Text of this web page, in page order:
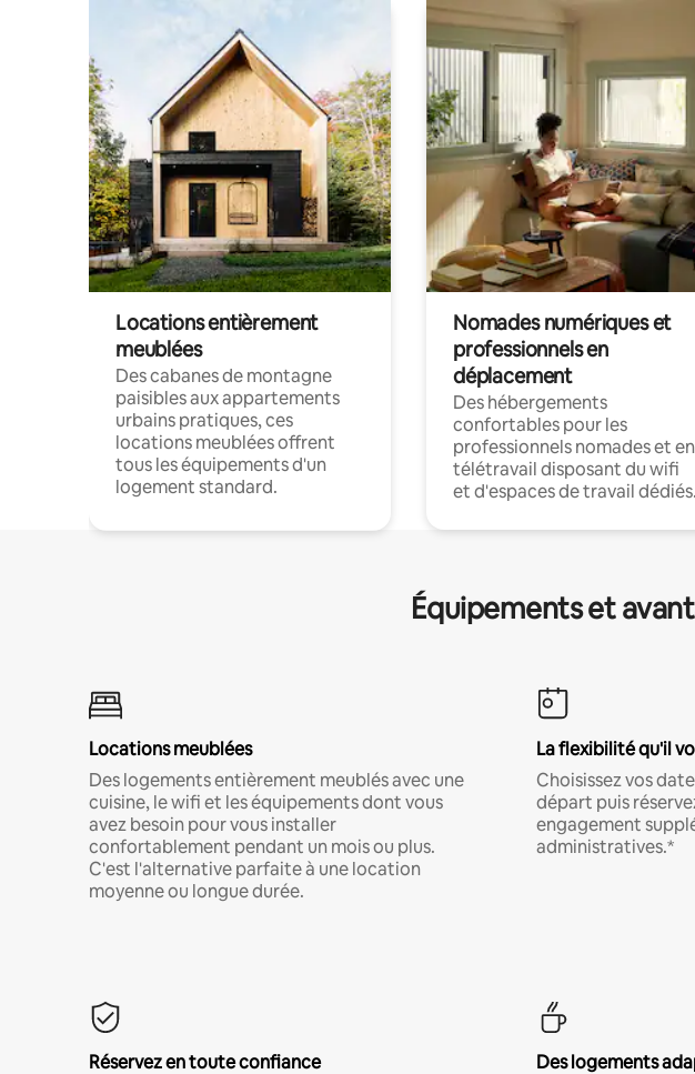
Locations entièrement
meublées
Des cabanes de montagne
paisibles aux appartements
urbains pratiques, ces
locations meublées offrent
tous les équipements d'un
logement standard.
Nomades numériques et
professionnels en
déplacement
Des hébergements
confortables pour les
professionnels nomades et en
télétravail disposant du wifi
et d'espaces de travail dédiés.
Équipements et
Locations meublées
Des logements entièrement meublés avec une
cuisine, le wifi et les équipements dont vous
avez besoin pour vous installer
confortablement pendant un mois ou plus.
C'est l'alternative parfaite à une location
moyenne ou longue durée.
La flexibilité qu'il
Choisissez vos
départ puis
engagement
administratives.*
Réservez en toute confiance
Des logements